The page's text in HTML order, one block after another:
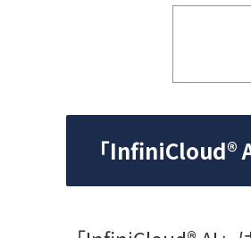
「InfiniCloud®